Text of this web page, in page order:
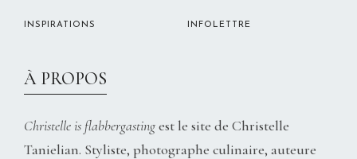
INSPIRATIONS INFOLETTRE
À PROPOS
Christelle is flabbergastingest le site de Christelle
Tanielian. Styliste, photographe culinaire, auteure